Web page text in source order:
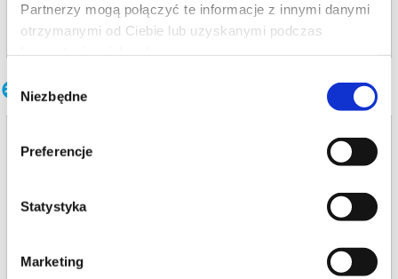
Partnerzy mogą połączyć te informacje z innymi danymi
otrzymanymi od Ciebie lub uzyskanymi podczas
Wybór
zgody
Niezbędne
Preferencje
Statystyka
Marketing
info
Inne terminy
Teatr Polonia w Warszawie